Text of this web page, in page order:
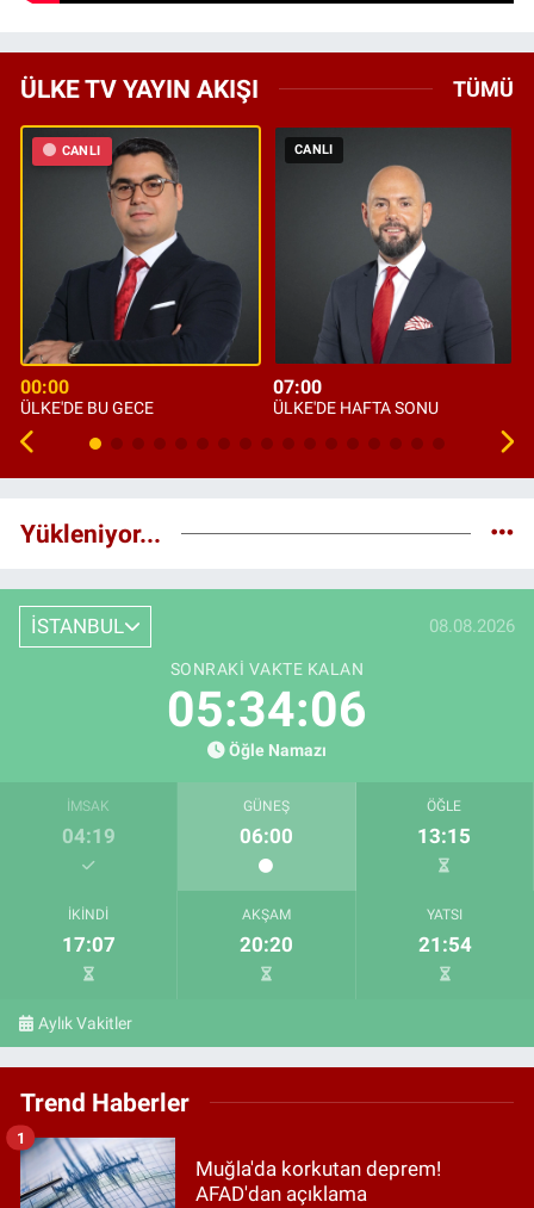
ÜLKE TV YAYIN AKIŞI TÜMÜ
CANLI
00:00
ÜLKE'DE BU GECE
CANLI
07:00
ÜLKE'DE HAFTA SONU
Yükleniyor...
İSTANBUL 08.08.2026
SONRAKI VAKTE KALAN
05:34:05
Öğle Namazı
İMSAK
04:19
GÜNEŞ
06:00
ÖĞLE
13:15
İKINDI
17:07
AKŞAM
20:20
YATSI
21:54
Aylık Vakitler
Trend Haberler
Muğla'da korkutan deprem!
AFAD'dan açıklama
1